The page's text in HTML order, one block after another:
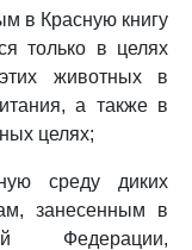
в Красную книгу
только в целях
животных в
а также в
целях;
среду диких
занесенным в
Федерации,